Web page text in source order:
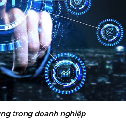
trong doanh nghiệp